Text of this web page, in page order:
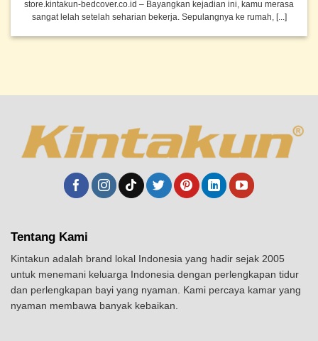
store.kintakun-bedcover.co.id – Bayangkan kejadian ini, kamu merasa
sangat lelah setelah seharian bekerja. Sepulangnya ke rumah, [...]
Tentang Kami
Kintakun adalah brand lokal Indonesia yang hadir sejak 2005
untuk menemani keluarga Indonesia dengan perlengkapan tidur
dan perlengkapan bayi yang nyaman. Kami percaya kamar yang
nyaman membawa banyak kebaikan.